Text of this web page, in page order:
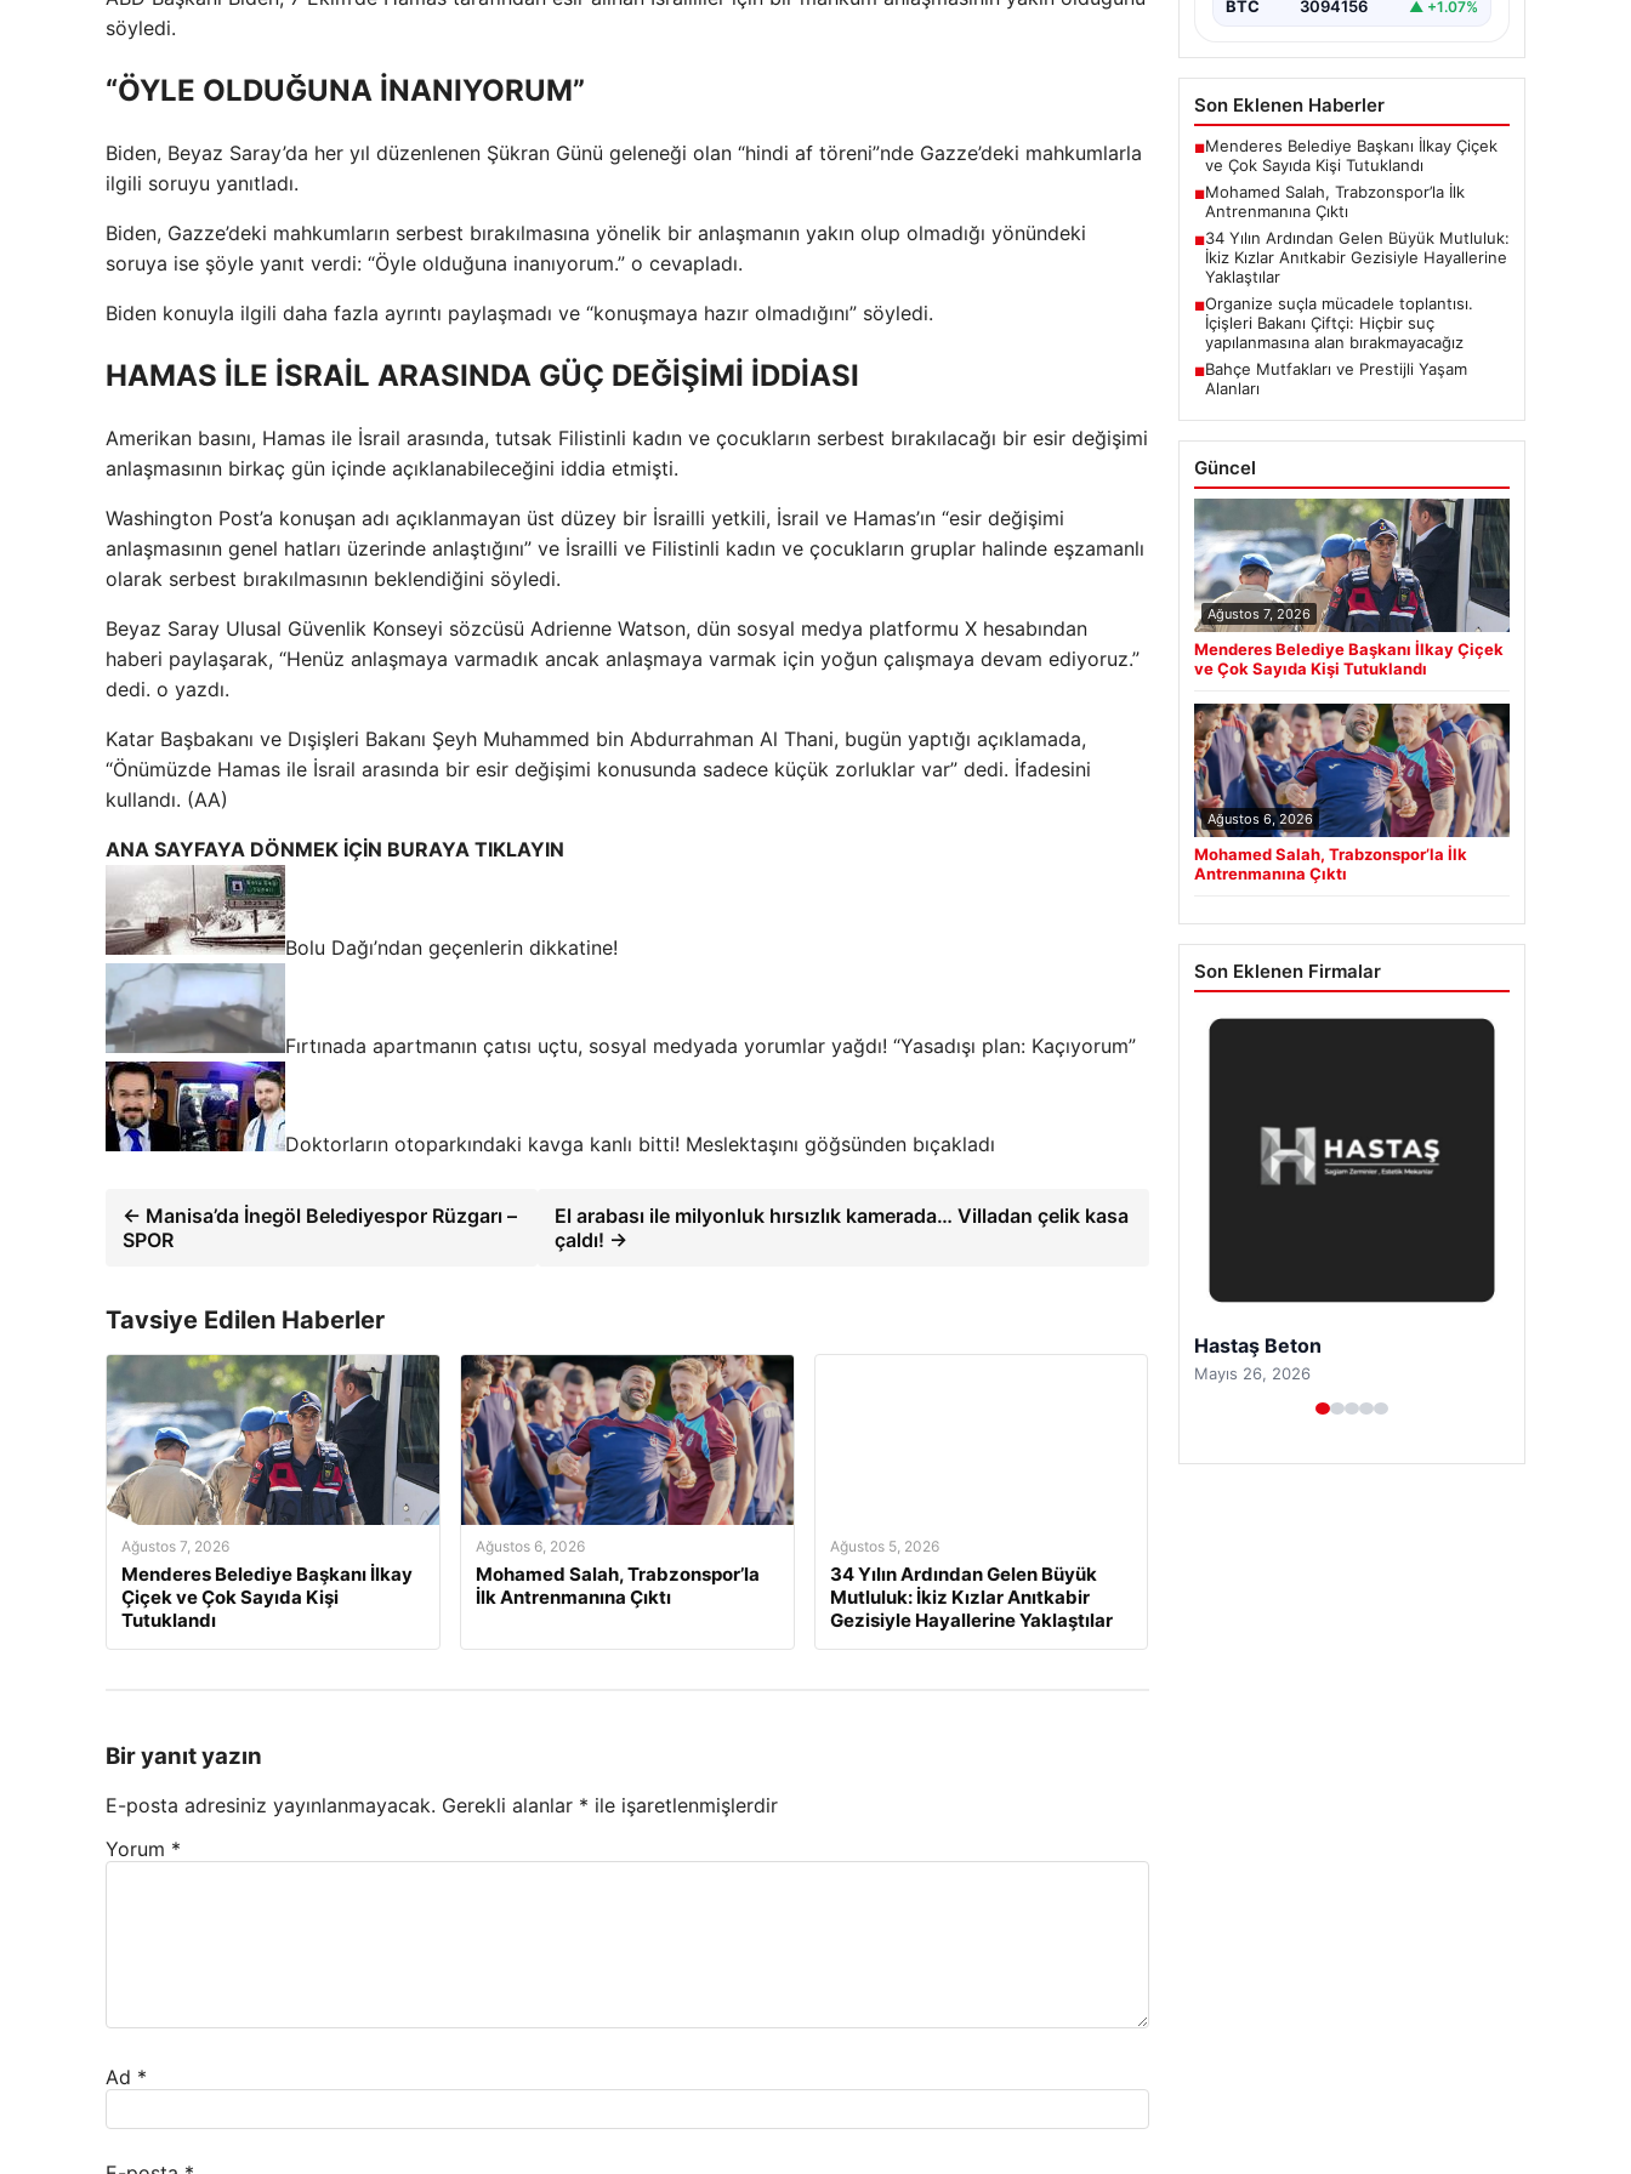
söyledi.
“ÖYLE OLDUĞUNA İNANIYORUM”
Biden, Beyaz Saray’da her yıl düzenlenen Şükran Günü geleneği olan “hindi af töreni”nde Gazze’deki mahkumlarla
ilgili soruyu yanıtladı.
Biden, Gazze’deki mahkumların serbest bırakılmasına yönelik bir anlaşmanın yakın olup olmadığı yönündeki
soruya ise şöyle yanıt verdi: “Öyle olduğuna inanıyorum.” o cevapladı.
Biden konuyla ilgili daha fazla ayrıntı paylaşmadı ve “konuşmaya hazır olmadığını” söyledi.
HAMAS İLE İSRAİL ARASINDA GÜÇ DEĞİŞİMİ İDDİASI
Amerikan basını, Hamas ile İsrail arasında, tutsak Filistinli kadın ve çocukların serbest bırakılacağı bir esir değişimi
anlaşmasının birkaç gün içinde açıklanabileceğini iddia etmişti.
Washington Post’a konuşan adı açıklanmayan üst düzey bir İsrailli yetkili, İsrail ve Hamas’ın “esir değişimi
anlaşmasının genel hatları üzerinde anlaştığını” ve İsrailli ve Filistinli kadın ve çocukların gruplar halinde eşzamanlı
olarak serbest bırakılmasının beklendiğini söyledi.
Beyaz Saray Ulusal Güvenlik Konseyi sözcüsü Adrienne Watson, dün sosyal medya platformu X hesabından
haberi paylaşarak, “Henüz anlaşmaya varmadık ancak anlaşmaya varmak için yoğun çalışmaya devam ediyoruz.”
dedi. o yazdı.
Katar Başbakanı ve Dışişleri Bakanı Şeyh Muhammed bin Abdurrahman Al Thani, bugün yaptığı açıklamada,
“Önümüzde Hamas ile İsrail arasında bir esir değişimi konusunda sadece küçük zorluklar var” dedi. İfadesini
kullandı. (AA)
ANA SAYFAYA DÖNMEK İÇİN BURAYA TIKLAYIN
Bolu Dağı’ndan geçenlerin dikkatine!
Fırtınada apartmanın çatısı uçtu, sosyal medyada yorumlar yağdı! “Yasadışı plan: Kaçıyorum”
Doktorların otoparkındaki kavga kanlı bitti! Meslektaşını göğsünden bıçakladı
← Manisa’da İnegöl Belediyespor Rüzgarı –
SPOR
El arabası ile milyonluk hırsızlık kamerada… Villadan çelik kasa
çaldı! →
Tavsiye Edilen Haberler
Ağustos 7, 2026
Menderes Belediye Başkanı İlkay
Çiçek ve Çok Sayıda Kişi
Tutuklandı
Ağustos 6, 2026
Mohamed Salah, Trabzonspor’la
İlk Antrenmanına Çıktı
Ağustos 5, 2026
34 Yılın Ardından Gelen Büyük
Mutluluk: İkiz Kızlar Anıtkabir
Gezisiyle Hayallerine Yaklaştılar
Bir yanıt yazın
E-posta adresiniz yayınlanmayacak. Gerekli alanlar * ile işaretlenmişlerdir
Yorum *
Ad *
BTC 3094156 ▲ +1.07%
Son Eklenen Haberler
■Menderes Belediye Başkanı İlkay Çiçek
ve Çok Sayıda Kişi Tutuklandı
■Mohamed Salah, Trabzonspor’la İlk
Antrenmanına Çıktı
■34 Yılın Ardından Gelen Büyük Mutluluk:
İkiz Kızlar Anıtkabir Gezisiyle Hayallerine
Yaklaştılar
■Organize suçla mücadele toplantısı.
İçişleri Bakanı Çiftçi: Hiçbir suç
yapılanmasına alan bırakmayacağız
■Bahçe Mutfakları ve Prestijli Yaşam
Alanları
Güncel
Ağustos 7, 2026
Menderes Belediye Başkanı İlkay Çiçek
ve Çok Sayıda Kişi Tutuklandı
Ağustos 6, 2026
Mohamed Salah, Trabzonspor’la İlk
Antrenmanına Çıktı
Son Eklenen Firmalar
Prenses Night Club
Nisan 29, 2026